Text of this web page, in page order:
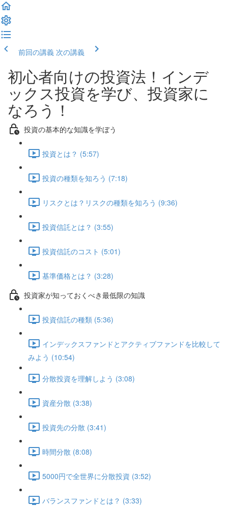
前回の講義 次の講義
初心者向けの投資法！インデ
ックス投資を学び、投資家に
なろう！
投資の基本的な知識を学ぼう
投資とは？ (5:57)
投資の種類を知ろう (7:18)
リスクとは？リスクの種類を知ろう (9:36)
投資信託とは？ (3:55)
投資信託のコスト (5:01)
基準価格とは？ (3:28)
投資家が知っておくべき最低限の知識
投資信託の種類 (5:36)
インデックスファンドとアクティブファンドを比較して
みよう (10:54)
分散投資を理解しよう (3:08)
資産分散 (3:38)
投資先の分散 (3:41)
時間分散 (8:08)
5000円で全世界に分散投資 (3:52)
バランスファンドとは？ (3:33)